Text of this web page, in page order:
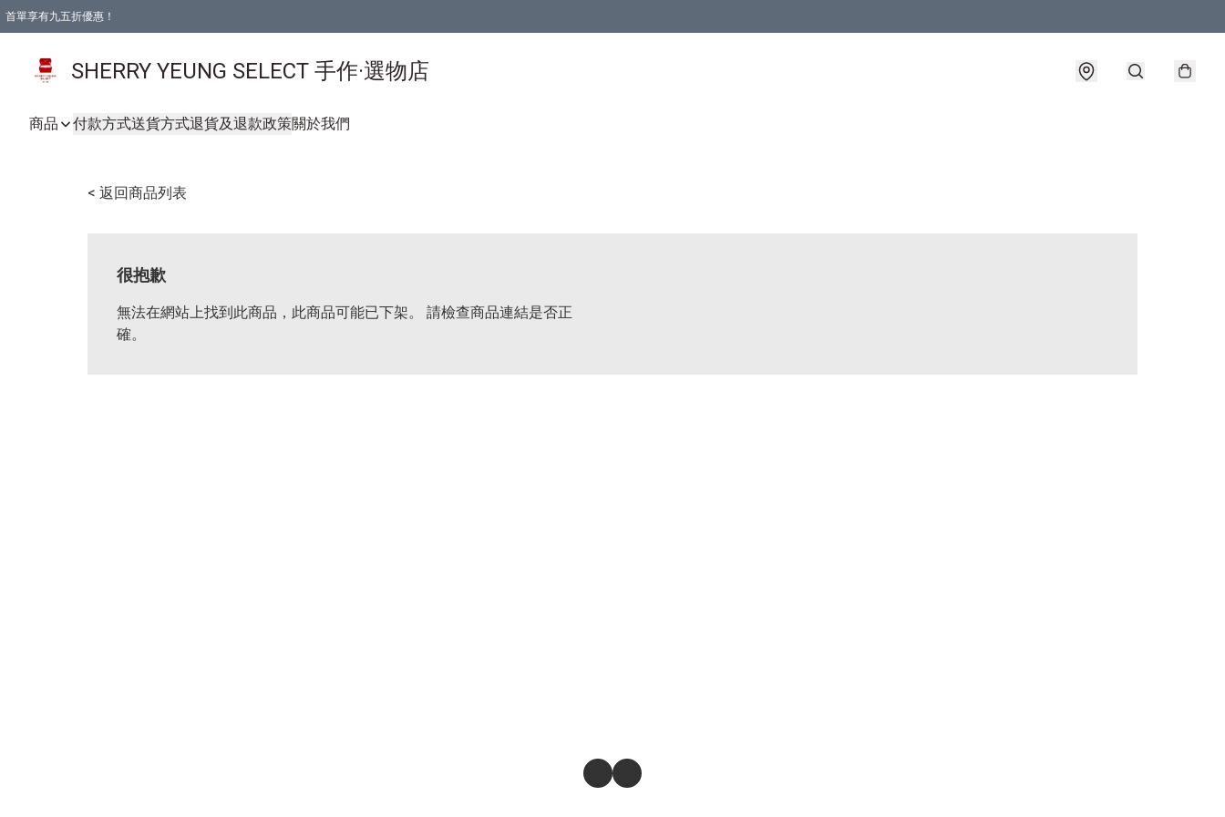
首單享有九五折優惠！
SHERRY YEUNG SELECT 手作·選物店
商品 付款方式送貨方式退貨及退款政策關於我們
< 返回商品列表
很抱歉
無法在網站上找到此商品，此商品可能已下架。 請檢查商品連結是否正
確。